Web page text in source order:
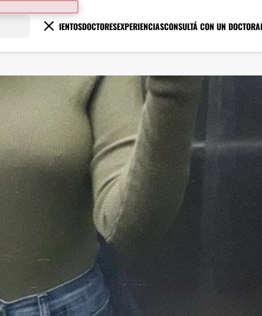
TRATAMIENTOSDOCTORESEXPERIENCIASCONSULTÁ CON UN DOCTOR